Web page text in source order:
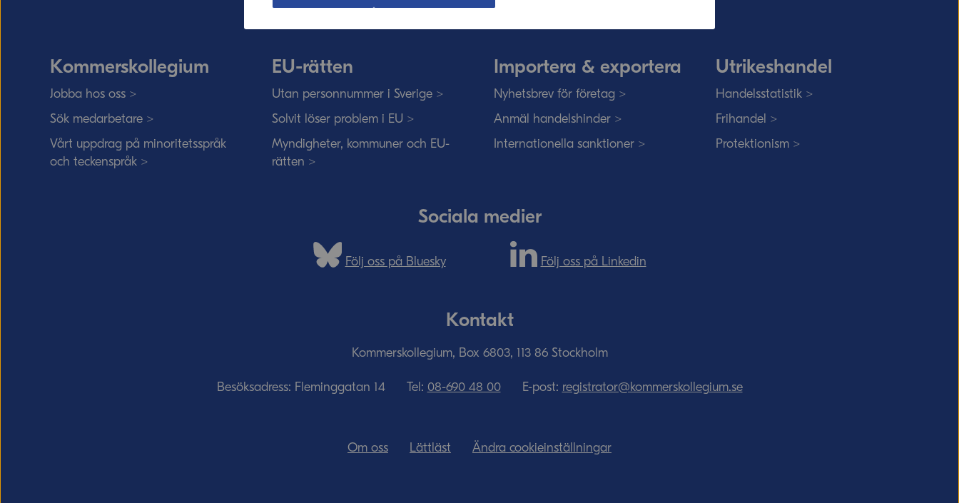
Kommerskollegium
Jobba hos oss >
Sök medarbetare >
Vårt uppdrag på minoritetsspråk
och teckenspråk >
EU-rätten
Utan personnummer i Sverige >
Solvit löser problem i EU >
Myndigheter, kommuner och EU-
rätten >
Importera & exportera
Nyhetsbrev för företag >
Anmäl handelshinder >
Internationella sanktioner >
Utrikeshandel
Handelsstatistik >
Frihandel >
Protektionism >
Sociala medier
Följ oss på Bluesky Följ oss på Linkedin
Kontakt
Kommerskollegium, Box 6803, 113 86 Stockholm
Besöksadress: Fleminggatan 14 Tel: 08-690­ 48­ 00 E-post: registrator@kommerskollegium.se
Om oss Lättläst Ändra cookieinställningar